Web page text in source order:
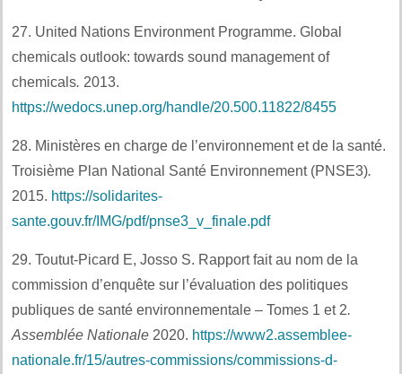
27. United Nations Environment Programme. Global
chemicals outlook: towards sound management of
chemicals. 2013.
https://wedocs.unep.org/handle/20.500.11822/8455
28. Ministères en charge de l’environnement et de la santé.
Troisième Plan National Santé Environnement (PNSE3).
2015. https://solidarites-
sante.gouv.fr/IMG/pdf/pnse3_v_finale.pdf
29. Toutut-Picard E, Josso S. Rapport fait au nom de la
commission d’enquête sur l’évaluation des politiques
publiques de santé environnementale – Tomes 1 et 2.
Assemblée Nationale 2020. https://www2.assemblee-
nationale.fr/15/autres-commissions/commissions-d-